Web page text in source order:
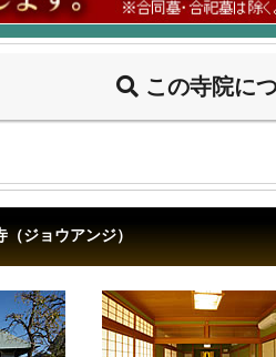
この寺院に
ジョウアンジ）